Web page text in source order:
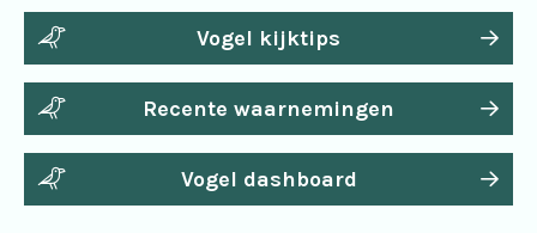
Vogel kijktips
Recente waarnemingen
Vogel dashboard